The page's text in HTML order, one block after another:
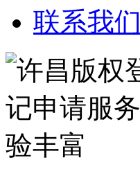
联系我们